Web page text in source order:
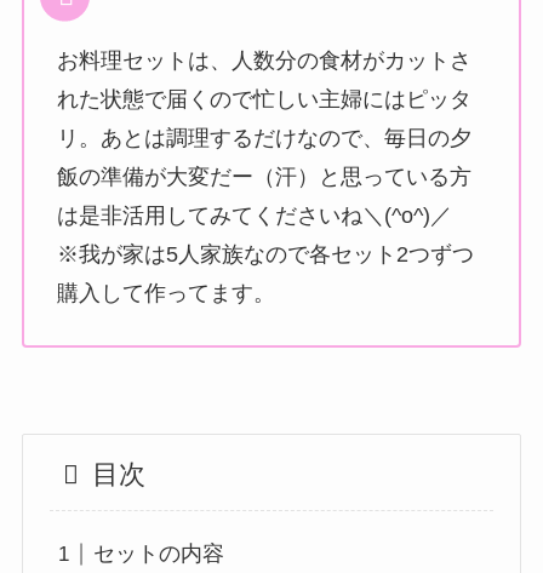
お料理セットは、人数分の食材がカットさ
れた状態で届くので忙しい主婦にはピッタ
リ。あとは調理するだけなので、毎日の夕
飯の準備が大変だー（汗）と思っている方
は是非活用してみてくださいね＼(^o^)／
※我が家は5人家族なので各セット2つずつ
購入して作ってます。
目次
セットの内容